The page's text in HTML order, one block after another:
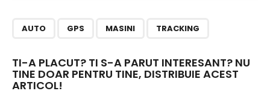
AUTO GPS MASINI TRACKING
TI-A PLACUT? TI S-A PARUT INTERESANT? NU
TINE DOAR PENTRU TINE, DISTRIBUIE ACEST
ARTICOL!